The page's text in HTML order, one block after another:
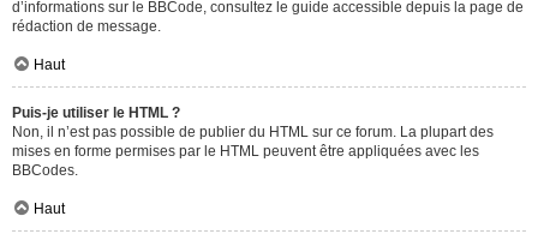
d’informations sur le BBCode, consultez le guide accessible depuis la page de
rédaction de message.
Haut
Puis-je utiliser le HTML ?
Non, il n’est pas possible de publier du HTML sur ce forum. La plupart des
mises en forme permises par le HTML peuvent être appliquées avec les
BBCodes.
Haut